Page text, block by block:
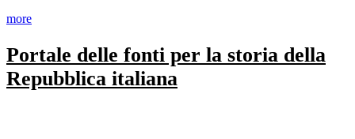
more
Portale delle fonti per la storia della
Repubblica italiana